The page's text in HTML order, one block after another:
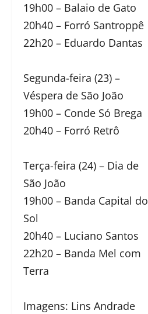
19h00 – Balaio de Gato
20h40 – Forró Santroppê
22h20 – Eduardo Dantas
Segunda-feira (23) –
Véspera de São João
19h00 – Conde Só Brega
20h40 – Forró Retrô
Terça-feira (24) – Dia de
São João
19h00 – Banda Capital do
Sol
20h40 – Luciano Santos
22h20 – Banda Mel com
Terra
Imagens: Lins Andrade